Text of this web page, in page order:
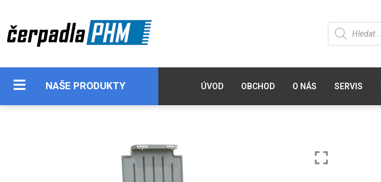
NAŠE PRODUKTY ÚVOD OBCHOD O NÁS SERVIS